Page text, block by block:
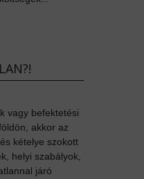
vagy befektetési
akkor az
kételye szokott
helyi szabályok,
járó